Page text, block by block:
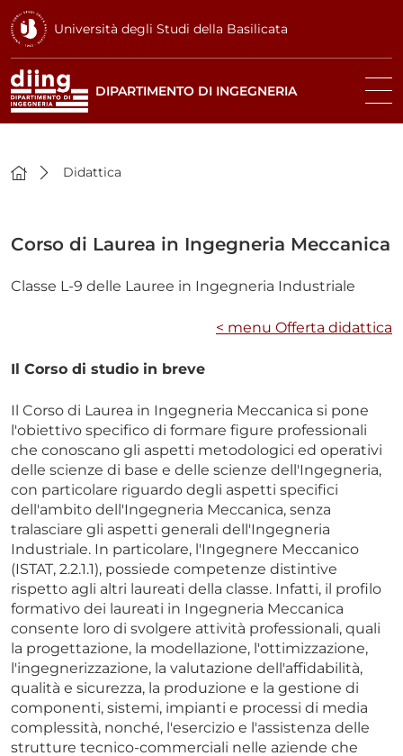
Università degli Studi della Basilicata
DIPARTIMENTO DI INGEGNERIA
Didattica
Corso di Laurea in Ingegneria Meccanica
Classe L-9 delle Lauree in Ingegneria Industriale
< menu Offerta didattica
Il Corso di studio in breve
Il Corso di Laurea in Ingegneria Meccanica si pone
l'obiettivo specifico di formare figure professionali
che conoscano gli aspetti metodologici ed operativi
delle scienze di base e delle scienze dell'Ingegneria,
con particolare riguardo degli aspetti specifici
dell'ambito dell'Ingegneria Meccanica, senza
tralasciare gli aspetti generali dell'Ingegneria
Industriale. In particolare, l'Ingegnere Meccanico
(ISTAT, 2.2.1.1), possiede competenze distintive
rispetto agli altri laureati della classe. Infatti, il profilo
formativo dei laureati in Ingegneria Meccanica
consente loro di svolgere attività professionali, quali
la progettazione, la modellazione, l'ottimizzazione,
l'ingegnerizzazione, la valutazione dell'affidabilità,
qualità e sicurezza, la produzione e la gestione di
componenti, sistemi, impianti e processi di media
complessità, nonché, l'esercizio e l'assistenza delle
strutture tecnico-commerciali nelle aziende che